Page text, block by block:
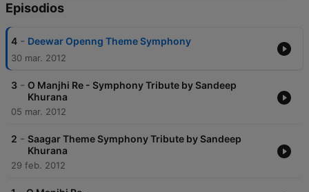
Episodios
4 - Deewar Openng Theme Symphony
30 mar. 2012
3 - O Manjhi Re - Symphony Tribute by Sandeep
Khurana
05 mar. 2012
2 - Saagar Theme Symphony Tribute by Sandeep
Khurana
29 feb. 2012